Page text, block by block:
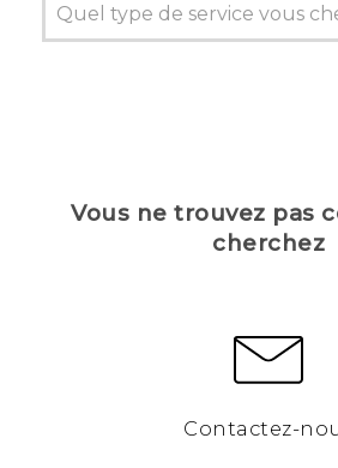
Vous ne trouvez pas
cherchez
Contactez-